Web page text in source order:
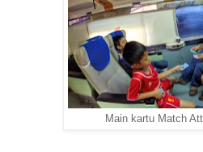
Main kartu Match